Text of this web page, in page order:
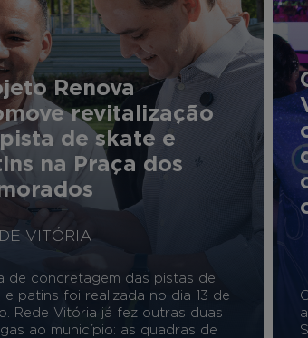
Renova
revitalização
de skate e
na Praça dos
VITÓRIA
de concretagem das pistas de
e patins foi realizada no dia 13 de
Rede Vitória já fez outras duas
ao município: as quadras de